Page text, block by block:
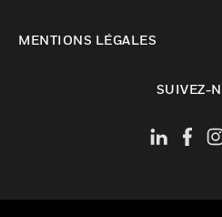
MENTIONS LÉGALES
SUIVEZ-